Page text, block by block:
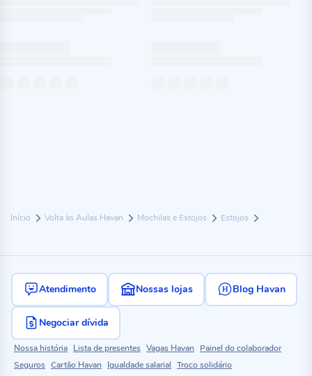
Início Volta às Aulas Havan Mochilas e Estojos Estojos
Atendimento Nossas lojas Blog Havan
Negociar dívida
Nossa história Lista de presentes Vagas Havan
Painel do colaborador
Seguros Cartão Havan Igualdade salarial Troco solidário